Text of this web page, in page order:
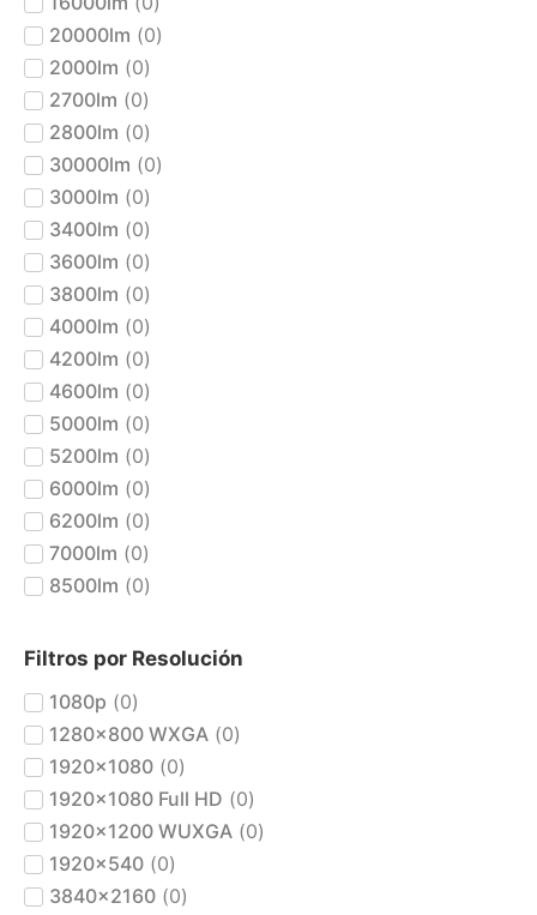
20000lm (0)
2000lm (0)
2700lm (0)
2800lm (0)
30000lm (0)
3000lm (0)
3400lm (0)
3600lm (0)
3800lm (0)
4000lm (0)
4200lm (0)
4600lm (0)
5000lm (0)
5200lm (0)
6000lm (0)
6200lm (0)
7000lm (0)
8500lm (0)
Filtros por Resolución
1080p (0)
1280x800 WXGA (0)
1920x1080 (0)
1920x1080 Full HD (0)
1920x1200 WUXGA (0)
1920x540 (0)
3840x2160 (0)